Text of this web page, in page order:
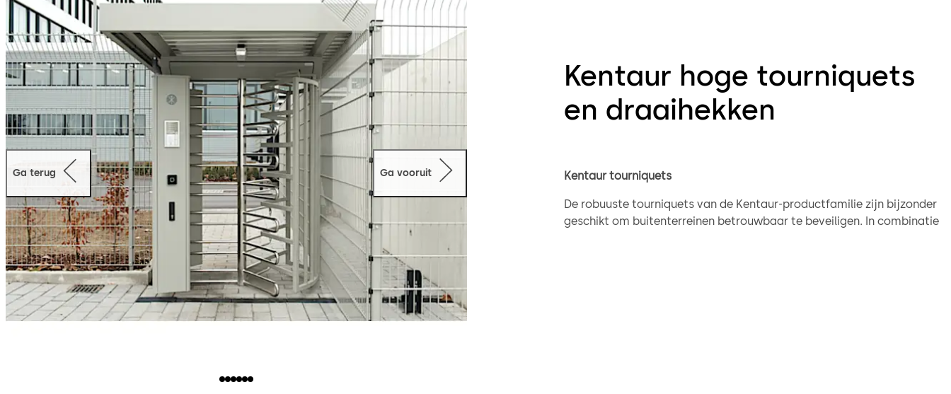
Kentaur hoge tourniquets
en draaihekken
Kentaur tourniquets
De robuuste tourniquets van de Kentaur-productfamilie zijn bijzonder
geschikt om buitenterreinen betrouwbaar te beveiligen. In combinatie
Ga terug Ga vooruit